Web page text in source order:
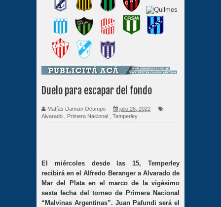
Duelo para escapar del fondo
Matías Damian Ocampo
julio 26, 2022
Alvarado
Primera Nacional Temperley
El miércoles desde las 15, Temperley
recibirá en el Alfredo Beranger a Alvarado de
Mar del Plata en el marco de la vigésimo
sexta fecha del torneo de Primera Nacional
“Malvinas Argentinas”. Juan Pafundi será el